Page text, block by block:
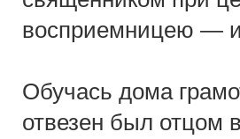
восприемницею —
Обучась дома
отвезен был отцом